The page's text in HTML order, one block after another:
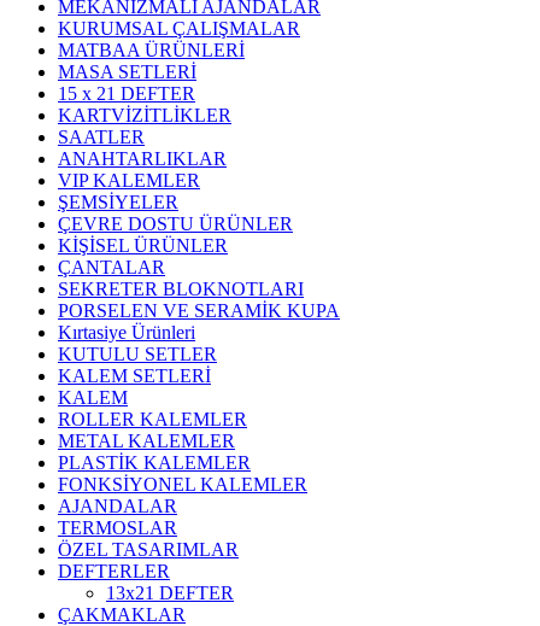
MEKANİZMALI AJANDALAR
KURUMSAL ÇALIŞMALAR
MATBAA ÜRÜNLERİ
MASA SETLERİ
15 x 21 DEFTER
KARTVİZİTLİKLER
SAATLER
ANAHTARLIKLAR
VIP KALEMLER
ŞEMSİYELER
ÇEVRE DOSTU ÜRÜNLER
KİŞİSEL ÜRÜNLER
ÇANTALAR
SEKRETER BLOKNOTLARI
PORSELEN VE SERAMİK KUPA
Kırtasiye Ürünleri
KUTULU SETLER
KALEM SETLERİ
KALEM
ROLLER KALEMLER
METAL KALEMLER
PLASTİK KALEMLER
FONKSİYONEL KALEMLER
AJANDALAR
TERMOSLAR
ÖZEL TASARIMLAR
DEFTERLER
13x21 DEFTER
ÇAKMAKLAR